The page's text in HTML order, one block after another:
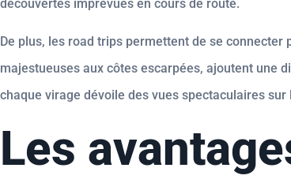
découvertes imprévues en cours de route.
De plus, les road trips permettent de se
majestueuses aux côtes escarpées, ajoutent une
chaque virage dévoile des vues spectaculaires
Les